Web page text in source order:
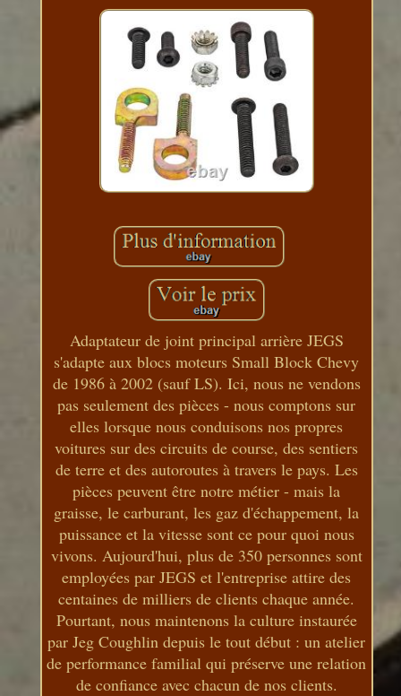
Adaptateur de joint principal arrière JEGS
s'adapte aux blocs moteurs Small Block Chevy
de 1986 à 2002 (sauf LS). Ici, nous ne vendons
pas seulement des pièces - nous comptons sur
elles lorsque nous conduisons nos propres
voitures sur des circuits de course, des sentiers
de terre et des autoroutes à travers le pays. Les
pièces peuvent être notre métier - mais la
graisse, le carburant, les gaz d'échappement, la
puissance et la vitesse sont ce pour quoi nous
vivons. Aujourd'hui, plus de 350 personnes sont
employées par JEGS et l'entreprise attire des
centaines de milliers de clients chaque année.
Pourtant, nous maintenons la culture instaurée
par Jeg Coughlin depuis le tout début : un atelier
de performance familial qui préserve une relation
de confiance avec chacun de nos clients.